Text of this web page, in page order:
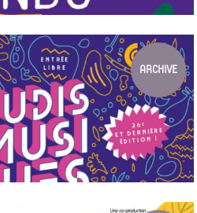
(Lyon 7)
ARCHIVE